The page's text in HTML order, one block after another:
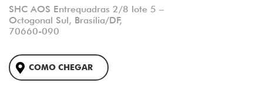
SHC AOS Entrequadras 2/8 lote 5 –
Octogonal Sul, Brasília/DF,
70660-090
COMO CHEGAR